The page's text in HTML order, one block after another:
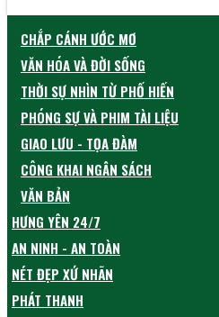
CHẮP CÁNH ƯỚC MƠ
VĂN HÓA VÀ ĐỜI SỐNG
THỜI SỰ NHÌN TỪ PHỐ HIẾN
PHÓNG SỰ VÀ PHIM TÀI LIỆU
GIAO LƯU - TỌA ĐÀM
CÔNG KHAI NGÂN SÁCH
VĂN BẢN
HƯNG YÊN 24/7
AN NINH - AN TOÀN
NÉT ĐẸP XỨ NHÃN
PHÁT THANH